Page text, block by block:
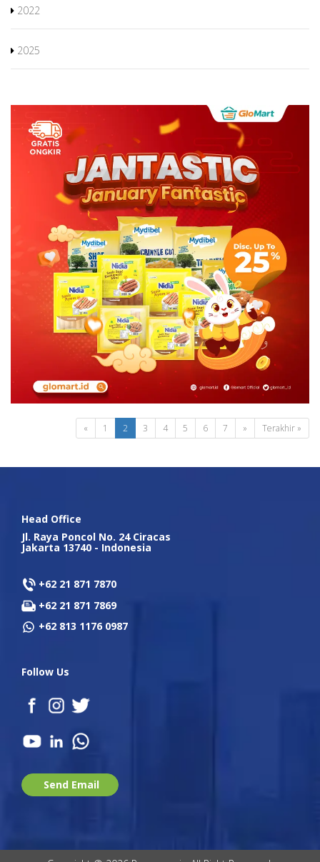
2022
2025
« 1 2 3 4 5 6 7 » Terakhir »
Head Office
Jl. Raya Poncol No. 24 Ciracas
Jakarta 13740 - Indonesia
+62 21 871 7870
+62 21 871 7869
+62 813 1176 0987
Follow Us
Send Email